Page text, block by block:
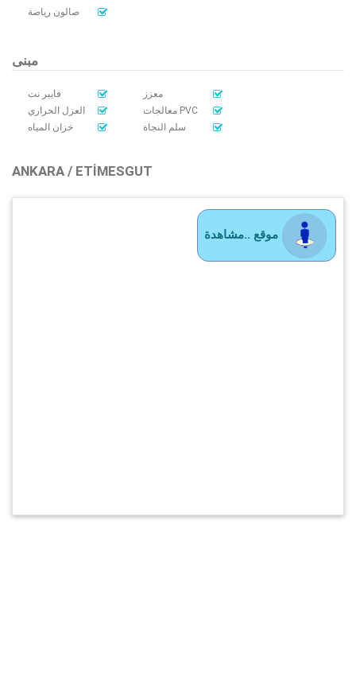
صالون رياضة
مبنى
فايبر نت
معزز
العزل الحراري
معالجات PVC
خزان المياه
سلم النجاة
ANKARA / ETIMESGUT